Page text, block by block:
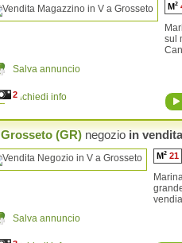
M2
sul
2
Salva annuncio
Richiedi info
Grosseto (GR) negozio in vendita
M2 21
Salva annuncio